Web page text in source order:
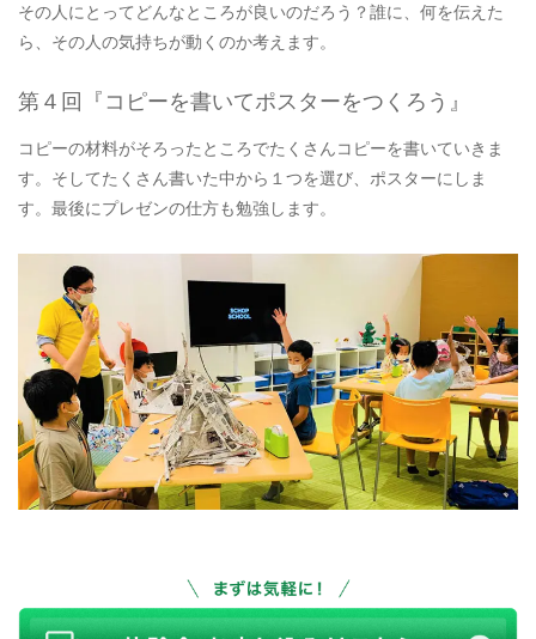
その人にとってどんなところが良いのだろう？誰に、何を伝えた
ら、その人の気持ちが動くのか考えます。
第４回『コピーを書いてポスターをつくろう』
コピーの材料がそろったところでたくさんコピーを書いていきま
す。そしてたくさん書いた中から１つを選び、ポスターにしま
す。最後にプレゼンの仕方も勉強します。